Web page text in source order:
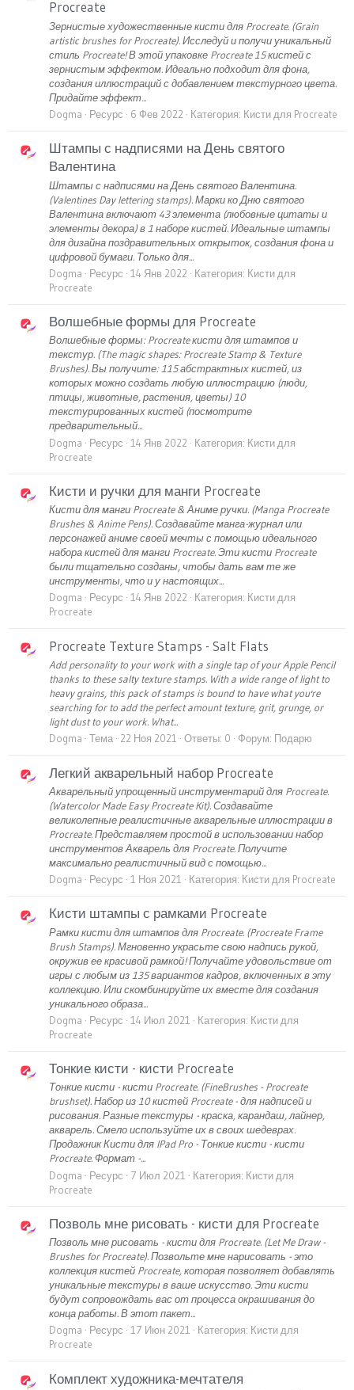
Procreate
Зернистые художественные кисти для Procreate. (Grain
artistic brushes for Procreate). Исследуй и получи уникальный
стиль Procreate! В этой упаковке Procreate 15 кистей с
зернистым эффектом. Идеально подходит для фона,
создания иллюстраций с добавлением текстурного цвета.
Придайте эффект...
Dogma
Ресурс 6 Фев 2022 Категория: Кисти для Procreate
Штампы с надписями на День святого
Валентина
Штампы с надписями на День святого Валентина.
(Valentines Day lettering stamps). Марки ко Дню святого
Валентина включают 43 элемента (любовные цитаты и
элементы декора) в 1 наборе кистей. Идеальные штампы
для дизайна поздравительных открыток, создания фона и
цифровой бумаги. Только для...
Dogma
Ресурс 14 Янв 2022 Категория: Кисти для
Procreate
Волшебные формы для Procreate
Волшебные формы: Procreate кисти для штампов и
текстур. (The magic shapes: Procreate Stamp & Texture
Brushes). Вы получите: 115 абстрактных кистей, из
которых можно создать любую иллюстрацию (люди,
птицы, животные, растения, цветы) 10
текстурированных кистей (посмотрите
предварительный...
Dogma
Ресурс 14 Янв 2022 Категория: Кисти для
Procreate
Кисти и ручки для манги Procreate
Кисти для манги Procreate & Аниме ручки. (Manga Procreate
Brushes & Anime Pens). Создавайте манга-журнал или
персонажей аниме своей мечты с помощью идеального
набора кистей для манги Procreate. Эти кисти Procreate
были тщательно созданы, чтобы дать вам те же
инструменты, что и у настоящих...
Dogma
Ресурс 14 Янв 2022 Категория: Кисти для
Procreate
Procreate Texture Stamps - Salt Flats
Add personality to your work with a single tap of your Apple Pencil
thanks to these salty texture stamps. With a wide range of light to
heavy grains, this pack of stamps is bound to have what you're
searching for to add the perfect amount texture, grit, grunge, or
light dust to your work. What...
Dogma
Тема 22 Ноя 2021 Ответы: 0 Форум: Подарю
Легкий акварельный набор Procreate
Акварельный упрощенный инструментарий для Procreate.
(Watercolor Made Easy Procreate Kit). Создавайте
великолепные реалистичные акварельные иллюстрации в
Procreate. Представляем простой в использовании набор
инструментов Акварель для Procreate. Получите
максимально реалистичный вид с помощью...
Dogma
Ресурс 1 Ноя 2021 Категория: Кисти для Procreate
Кисти штампы с рамками Procreate
Рамки кисти для штампов для Procreate. (Procreate Frame
Brush Stamps). Мгновенно украсьте свою надпись рукой,
окружив ее красивой рамкой! Получайте удовольствие от
игры с любым из 135 вариантов кадров, включенных в эту
коллекцию. Или скомбинируйте их вместе для создания
уникального образа...
Dogma
Ресурс 14 Июл 2021 Категория: Кисти для
Procreate
Тонкие кисти - кисти Procreate
Тонкие кисти - кисти Procreate. (FineBrushes - Procreate
brushset). Набор из 10 кистей Procreate - для надписей и
рисования. Разные текстуры - краска, карандаш, лайнер,
акварель. Смело используйте их в своих шедеврах.
Продажник Кисти для IPad Pro - Тонкие кисти - кисти
Procreate. Формат -...
Dogma
Ресурс 7 Июл 2021 Категория: Кисти для
Procreate
Позволь мне рисовать - кисти для Procreate
Позволь мне рисовать - кисти для Procreate. (Let Me Draw -
Brushes for Procreate). Позвольте мне нарисовать - это
коллекция кистей Procreate, которая позволяет добавлять
уникальные текстуры в ваше искусство. Эти кисти
будут сопровождать вас от процесса окрашивания до
конца работы. В этот пакет...
Dogma
Ресурс 17 Июн 2021 Категория: Кисти для
Procreate
Комплект художника-мечтателя